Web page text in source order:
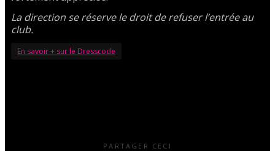
La direction se réserve le droit de refuser l’entrée au
club.
En savoir + sur le Dresscode
PARTAGER CECI